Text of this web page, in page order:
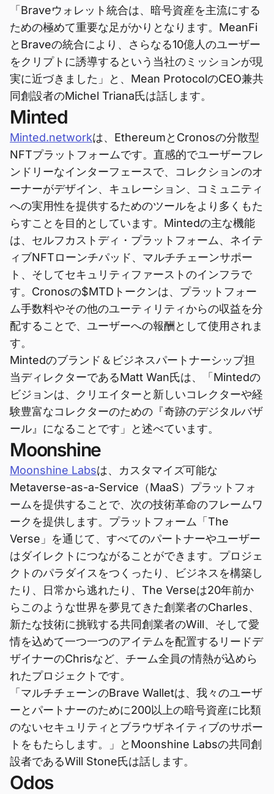
「Braveウォレット統合は、暗号資産を主流にする
ための極めて重要な足がかりとなります。MeanFi
とBraveの統合により、さらなる10億人のユーザー
をクリプトに誘導するという当社のミッションが現
実に近づきました」と、Mean ProtocolのCEO兼共
同創設者のMichel Triana氏は話します。
Minted
Minted.networkは、EthereumとCronosの分散型
NFTプラットフォームです。直感的でユーザーフレ
ンドリーなインターフェースで、コレクションのオ
ーナーがデザイン、キュレーション、コミュニティ
への実用性を提供するためのツールをより多くもた
らすことを目的としています。Mintedの主な機能
は、セルフカストディ・プラットフォーム、ネイテ
ィブNFTローンチパッド、マルチチェーンサポー
ト、そしてセキュリティファーストのインフラで
す。Cronosの$MTDトークンは、プラットフォー
ム手数料やその他のユーティリティからの収益を分
配することで、ユーザーへの報酬として使用されま
す。
Mintedのブランド＆ビジネスパートナーシップ担
当ディレクターであるMatt Wan氏は、「Mintedの
ビジョンは、クリエイターと新しいコレクターや経
験豊富なコレクターのための『奇跡のデジタルバザ
ール』になることです」と述べています。
Moonshine
Moonshine Labsは、カスタマイズ可能な
Metaverse-as-a-Service（MaaS）プラットフォ
ームを提供することで、次の技術革命のフレームワ
ークを提供します。プラットフォーム「The
Verse」を通じて、すべてのパートナーやユーザー
はダイレクトにつながることができます。プロジェ
クトのパラダイスをつくったり、ビジネスを構築し
たり、日常から逃れたり、The Verseは20年前か
らこのような世界を夢見てきた創業者のCharles、
新たな技術に挑戦する共同創業者のWill、そして愛
情を込めて一つ一つのアイテムを配置するリードデ
ザイナーのChrisなど、チーム全員の情熱が込めら
れたプロジェクトです。
「マルチチェーンのBrave Walletは、我々のユーザ
ーとパートナーのために200以上の暗号資産に比類
のないセキュリティとブラウザネイティブのサポー
トをもたらします。」とMoonshine Labsの共同創
設者であるWill Stone氏は話します。
Odos